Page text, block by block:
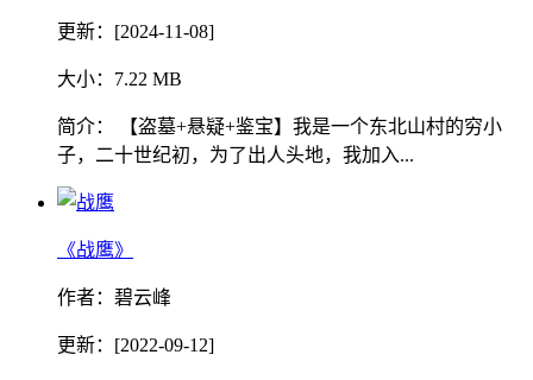
更新：[2024-11-08]
大小：7.22 MB
简介： 【盗墓+悬疑+鉴宝】我是一个东北山村的穷小
子，二十世纪初，为了出人头地，我加入...
《战鹰》
作者：碧云峰
更新：[2022-09-12]